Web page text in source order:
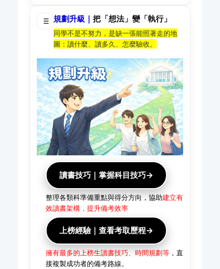
規劃升級｜ 把「想法」變「執行」
同學不是不努力，是缺一張能照著走的地
圖：讀什麼、讀多久、怎麼驗收。
讀書技巧｜掌握科目技巧→
整理各類科準備重點與得分方向，協助建立有
效讀書架構，提升備考效率
上榜經驗｜查看考取歷程→
擁有最多的上榜生讀書技巧、時間規劃等，直
接複製成功者的備考路線。